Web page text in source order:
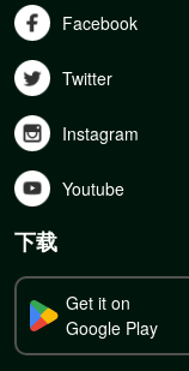
Facebook
Twitter
Instagram
Youtube
下载
Get it on
Google Play